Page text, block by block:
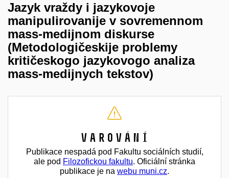
Jazyk vraždy i jazykovoje
manipulirovanije v sovremennom
mass-medijnom diskurse
(Metodologičeskije problemy
kritičeskogo jazykovogo analiza
mass-medijnych tekstov)
Varování
Publikace nespadá pod Fakultu sociálních studií,
ale pod Filozofickou fakultu. Oficiální stránka
publikace je na webu muni.cz.